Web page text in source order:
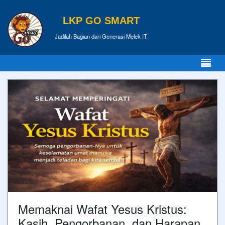
LKP GO SMART
Jadilah Bagian dari Generasi Melek IT
Memaknai Wafat Yesus Kristus: